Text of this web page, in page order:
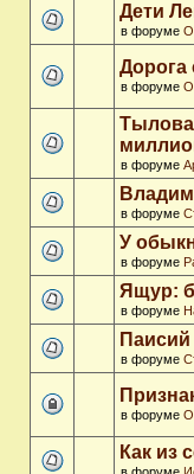
Дети
в форуме
Дорога
в форуме
в форуме
в форуме
У
в форуме
Ящур:
в форуме
в форуме
в форуме
Как из